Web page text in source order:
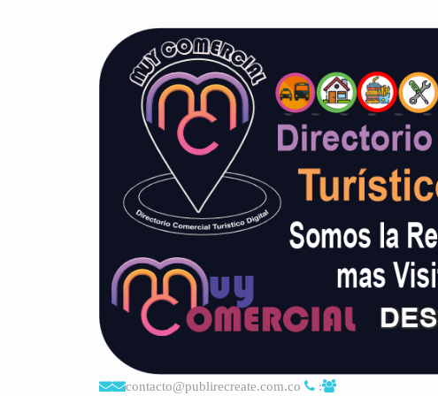
contacto@publirecreate.com.co :